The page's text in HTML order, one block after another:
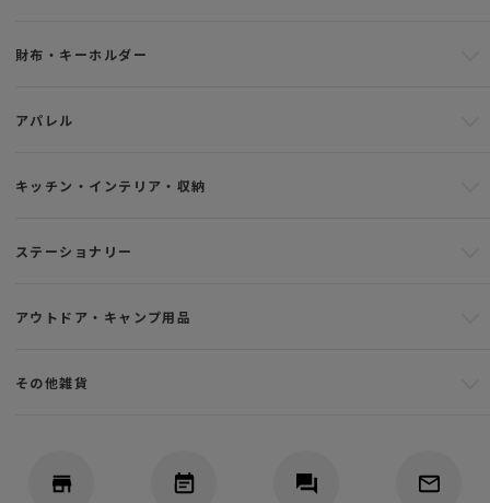
財布・キーホルダー
アパレル
キッチン・インテリア・収納
ステーショナリー
アウトドア・キャンプ用品
その他雑貨